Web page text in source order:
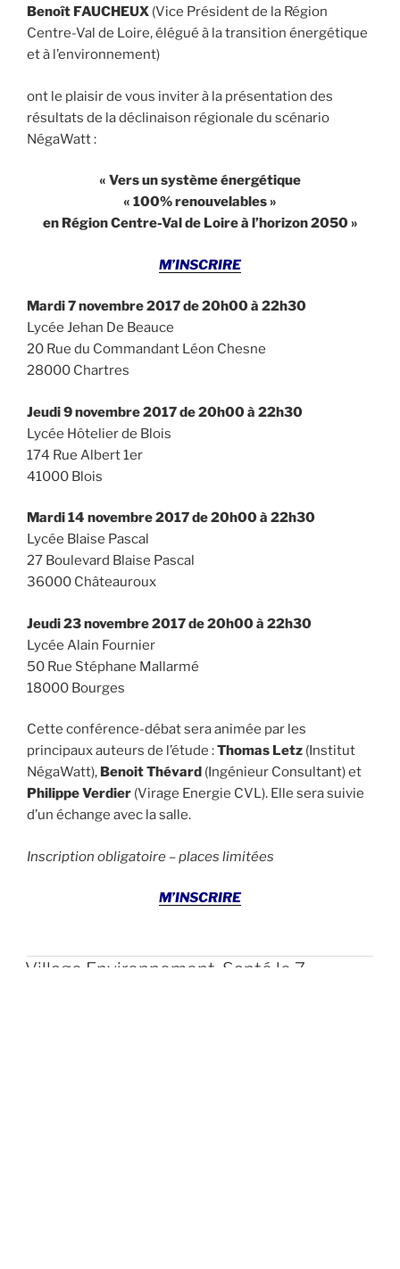
Benoît FAUCHEUX (Vice Président de la Région
Centre-Val de Loire, élégué à la transition énergétique
et à l’environnement)
ont le plaisir de vous inviter à la présentation des
résultats de la déclinaison régionale du scénario
NégaWatt :
« Vers un système énergétique
« 100% renouvelables »
en Région Centre-Val de Loire à l’horizon 2050 »
M’INSCRIRE
Mardi 7 novembre 2017de 20h00 à 22h30
Lycée Jehan De Beauce
20 Rue du Commandant Léon Chesne
28000 Chartres
Jeudi 9 novembre 2017de 20h00 à 22h30
Lycée Hôtelier de Blois
174 Rue Albert 1er
41000 Blois
Mardi 14 novembre 2017de 20h00 à 22h30
Lycée Blaise Pascal
27 Boulevard Blaise Pascal
36000 Châteauroux
Jeudi 23 novembre 2017de 20h00 à 22h30
Lycée Alain Fournier
50 Rue Stéphane Mallarmé
18000 Bourges
Cette conférence-débat sera animée par les
principaux auteurs de l’étude :Thomas Letz (Institut
NégaWatt), Benoit Thévard (Ingénieur Consultant) et
Philippe Verdier (Virage Energie CVL). Elle sera suivie
d’un échange avec la salle.
Inscription obligatoire – places limitées
M’INSCRIRE
Village Environnement-Santé le 7